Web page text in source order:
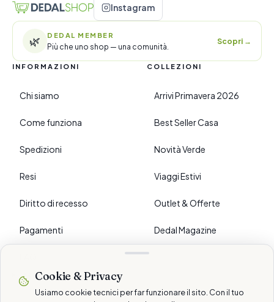
Instagram
🌿 DEDAL MEMBER
Più che uno shop — una comunità.
Scopri →
INFORMAZIONI
Chi siamo
Come funziona
Spedizioni
Resi
Diritto di recesso
Pagamenti
COLLEZIONI
Arrivi Primavera 2026
Best Seller Casa
Novità Verde
Viaggi Estivi
Outlet & Offerte
Dedal Magazine
›PREFERENZE
Cookie & Privacy
Usiamo cookie tecnici per far funzionare il sito. Con il tuo